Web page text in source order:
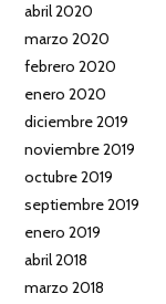
abril 2020
marzo 2020
febrero 2020
enero 2020
diciembre 2019
noviembre 2019
octubre 2019
septiembre 2019
enero 2019
abril 2018
marzo 2018